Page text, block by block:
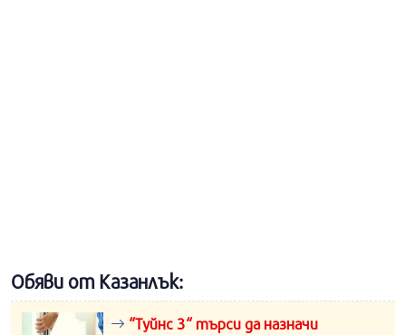
Обяви от Казанлък:
“Туйнс 3“ търси да назначи